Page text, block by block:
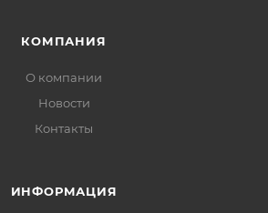
КОМПАНИЯ
О компании
Новости
Контакты
ИНФОРМАЦИЯ